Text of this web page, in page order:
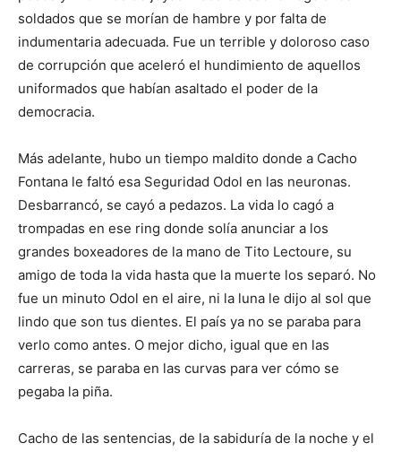
soldados que se morían de hambre y por falta de
indumentaria adecuada. Fue un terrible y doloroso caso
de corrupción que aceleró el hundimiento de aquellos
uniformados que habían asaltado el poder de la
democracia.
Más adelante, hubo un tiempo maldito donde a Cacho
Fontana le faltó esa Seguridad Odol en las neuronas.
Desbarrancó, se cayó a pedazos. La vida lo cagó a
trompadas en ese ring donde solía anunciar a los
grandes boxeadores de la mano de Tito Lectoure, su
amigo de toda la vida hasta que la muerte los separó. No
fue un minuto Odol en el aire, ni la luna le dijo al sol que
lindo que son tus dientes. El país ya no se paraba para
verlo como antes. O mejor dicho, igual que en las
carreras, se paraba en las curvas para ver cómo se
pegaba la piña.
Cacho de las sentencias, de la sabiduría de la noche y el